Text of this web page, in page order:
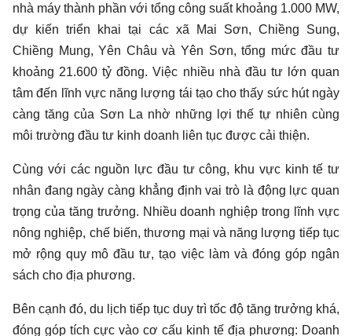
nhà máy thành phần với tổng công suất khoảng 1.000 MW,
dự kiến triển khai tại các xã Mai Sơn, Chiềng Sung,
Chiềng Mung, Yên Châu và Yên Sơn, tổng mức đầu tư
khoảng 21.600 tỷ đồng. Việc nhiều nhà đầu tư lớn quan
tâm đến lĩnh vực năng lượng tái tạo cho thấy sức hút ngày
càng tăng của Sơn La nhờ những lợi thế tự nhiên cùng
môi trường đầu tư kinh doanh liên tục được cải thiện.
Cùng với các nguồn lực đầu tư công, khu vực kinh tế tư
nhân đang ngày càng khẳng định vai trò là động lực quan
trọng của tăng trưởng. Nhiều doanh nghiệp trong lĩnh vực
nông nghiệp, chế biến, thương mại và năng lượng tiếp tục
mở rộng quy mô đầu tư, tạo việc làm và đóng góp ngân
sách cho địa phương.
Bên cạnh đó, du lịch tiếp tục duy trì tốc độ tăng trưởng khá,
đóng góp tích cực vào cơ cấu kinh tế địa phương: Doanh